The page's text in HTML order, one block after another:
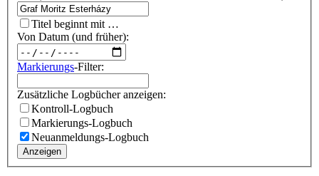
Titel beginnt mit …
Von Datum (und früher):
Markierungs-Filter:
Zusätzliche Logbücher anzeigen:
Kontroll-Logbuch
Markierungs-Logbuch
Neuanmeldungs-Logbuch
Anzeigen